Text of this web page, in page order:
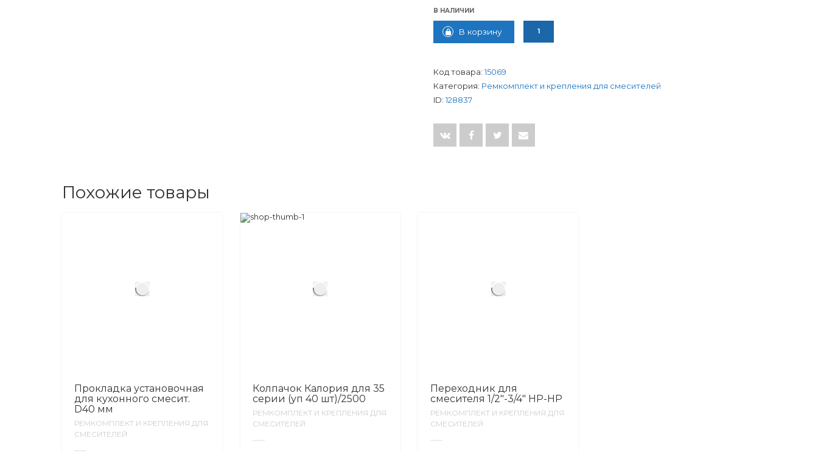
В НАЛИЧИИ
В корзину
Код товара: 15069
Категория: Ремкомплект и крепления для смесителей
ID: 128837
Похожие товары
Прокладка установочная
для кухонного смесит.
D40 мм
РЕМКОМПЛЕКТ И КРЕПЛЕНИЯ ДЛЯ
СМЕСИТЕЛЕЙ
Колпачок Калория для 35
серии (уп 40 шт)/2500
РЕМКОМПЛЕКТ И КРЕПЛЕНИЯ ДЛЯ
СМЕСИТЕЛЕЙ
Переходник для
смесителя 1/2″-3/4″ НР-НР
РЕМКОМПЛЕКТ И КРЕПЛЕНИЯ ДЛЯ
СМЕСИТЕЛЕЙ